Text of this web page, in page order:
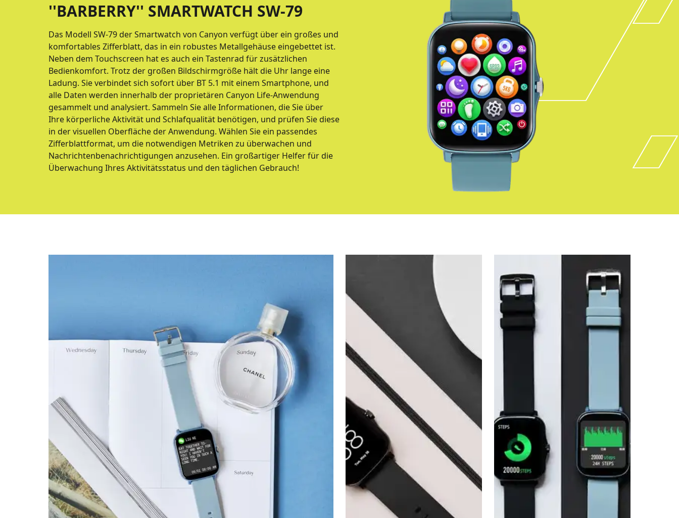
''BARBERRY'' SMARTWATCH SW-79
Das Modell SW-79 der Smartwatch von Canyon verfügt über ein großes und
komfortables Zifferblatt, das in ein robustes Metallgehäuse eingebettet ist.
Neben dem Touchscreen hat es auch ein Tastenrad für zusätzlichen
Bedienkomfort. Trotz der großen Bildschirmgröße hält die Uhr lange eine
Ladung. Sie verbindet sich sofort über BT 5.1 mit einem Smartphone, und
alle Daten werden innerhalb der proprietären Canyon Life-Anwendung
gesammelt und analysiert. Sammeln Sie alle Informationen, die Sie über
Ihre körperliche Aktivität und Schlafqualität benötigen, und prüfen Sie diese
in der visuellen Oberfläche der Anwendung. Wählen Sie ein passendes
Zifferblattformat, um die notwendigen Metriken zu überwachen und
Nachrichtenbenachrichtigungen anzusehen. Ein großartiger Helfer für die
Überwachung Ihres Aktivitätsstatus und den täglichen Gebrauch!